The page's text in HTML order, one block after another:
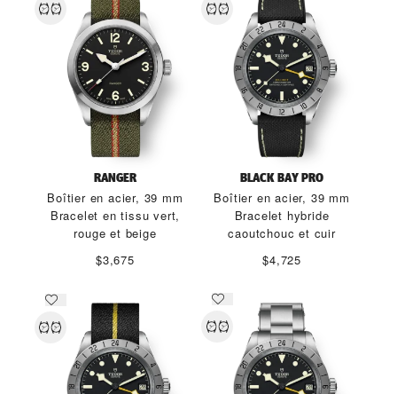
RANGER
Boîtier en acier, 39 mm
Bracelet en tissu vert,
rouge et beige
$3,675
BLACK BAY PRO
Boîtier en acier, 39 mm
Bracelet hybride
caoutchouc et cuir
$4,725